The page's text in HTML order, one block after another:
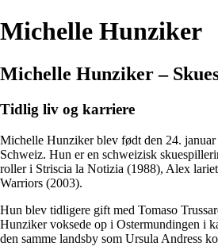
Michelle Hunziker
Michelle Hunziker –
Tidlig liv og karriere
Michelle Hunziker blev født den 24.
Schweiz. Hun er en schweizisk
roller i Striscia la Notizia (1988), Alex
Warriors (2003).
Hun blev tidligere gift med Tomaso
Hunziker voksede op i Ostermundingen i
den samme landsby som Ursula Andress